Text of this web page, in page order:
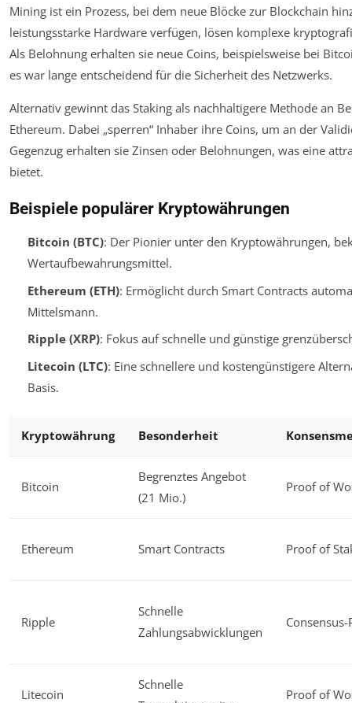
Mining ist ein Prozess, bei dem neue Blöcke zur Blockchain
leistungsstarke Hardware verfügen, lösen komplexe
Als Belohnung erhalten sie neue Coins, beispielsweise bei
es war lange entscheidend für die Sicherheit des Netzwerks.
Alternativ gewinnt das Staking als nachhaltigere Methode an
Ethereum. Dabei „sperren“ Inhaber ihre Coins, um an der
Gegenzug erhalten sie Zinsen oder Belohnungen, was eine
bietet.
Beispiele populärer Kryptowährungen
Bitcoin (BTC): Der Pionier unter den Kryptowährungen,
Wertaufbewahrungsmittel.
Ethereum (ETH): Ermöglicht durch Smart Contracts
Mittelsmann.
Ripple (XRP): Fokus auf schnelle und günstige
Litecoin (LTC): Eine schnellere und kostengünstigere
Basis.
Kryptowährung Besonderheit
Bitcoin
Begrenztes Angebot
(21 Mio.)
Proof of
Ethereum Smart Contracts Proof of
Ripple
Schnelle
Zahlungsabwicklungen
Litecoin
Schnelle
Proof of